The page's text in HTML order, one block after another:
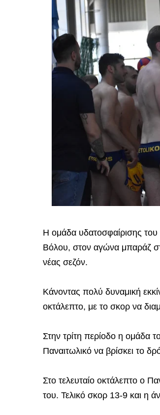
Η ομάδα υδατοσφαίρισης του
Βόλου, στον αγώνα μπαράζ
νέας σεζόν.
Κάνοντας πολύ δυναμική
οκτάλεπτο, με το σκορ να
Στην τρίτη περίοδο η ομάδα
Παναιτωλικό να βρίσκει το
Στο τελευταίο οκτάλεπτο ο
του. Τελικό σκορ 13-9 και η